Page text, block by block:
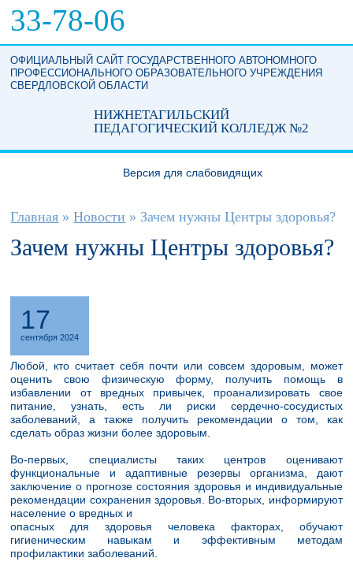
33-78-06
ОФИЦИАЛЬНЫЙ САЙТ ГОСУДАРСТВЕННОГО АВТОНОМНОГО
ПРОФЕССИОНАЛЬНОГО ОБРАЗОВАТЕЛЬНОГО УЧРЕЖДЕНИЯ
СВЕРДЛОВСКОЙ ОБЛАСТИ
НИЖНЕТАГИЛЬСКИЙ
ПЕДАГОГИЧЕСКИЙ КОЛЛЕДЖ №2
Версия для слабовидящих
Вы здесь
Главная » Новости » Зачем нужны Центры здоровья?
Зачем нужны Центры здоровья?
17
сентября 2024
Любой, кто считает себя почти или совсем здоровым, может
оценить свою физическую форму, получить помощь в
избавлении от вредных привычек, проанализировать свое
питание, узнать, есть ли риски сердечно-сосудистых
заболеваний, а также получить рекомендации о том, как
сделать образ жизни более здоровым.
Во-первых, специалисты таких центров оценивают
функциональные и адаптивные резервы организма, дают
заключение о прогнозе состояния здоровья и индивидуальные
рекомендации сохранения здоровья. Во-вторых, информируют
население о вредных и
опасных для здоровья человека факторах, обучают
гигиеническим навыкам и эффективным методам
профилактики заболеваний.